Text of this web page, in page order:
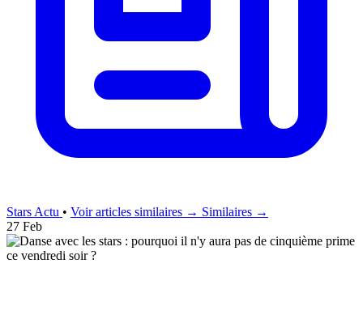
Stars Actu • Voir articles similaires → Similaires →
27 Feb